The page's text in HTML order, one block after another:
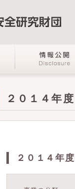
２０１４年
２０１４年